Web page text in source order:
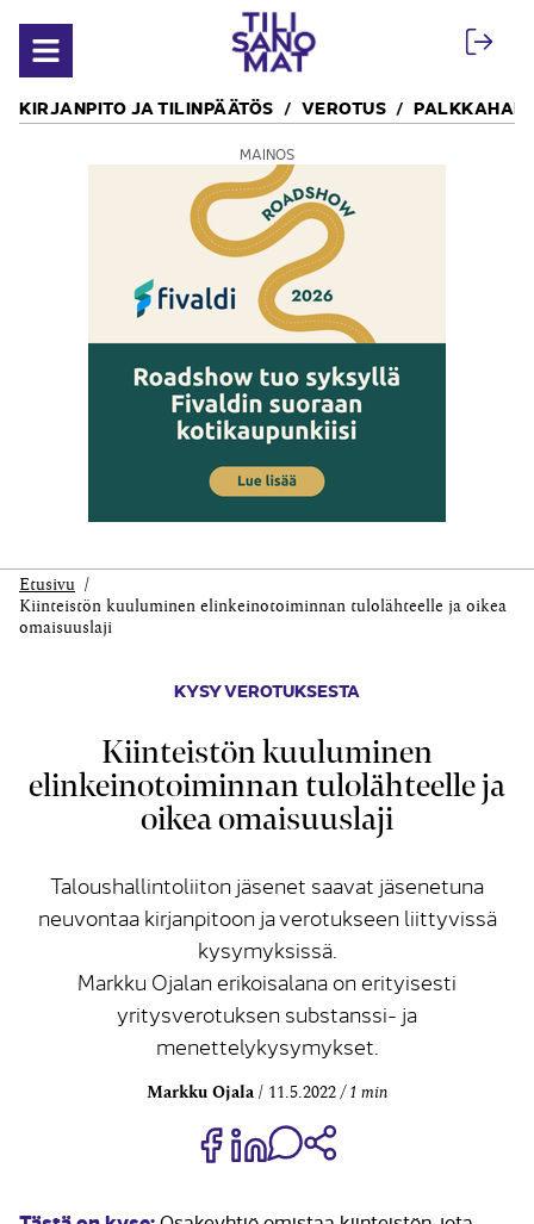
Avaa valikko
KIRJANPITO JA TILINPÄÄTÖS VEROTUS
MAINOS
Etusivu
Kiinteistön kuuluminen elinkeinotoiminnan tulolähteelle ja oikea
omaisuuslaji
KYSY VEROTUKSESTA
Kiinteistön kuuluminen
elinkeinotoiminnan tulolähteelle ja
oikea omaisuuslaji
Taloushallintoliiton jäsenet saavat jäsenetuna
neuvontaa kirjanpitoon ja verotukseen liittyvissä
kysymyksissä.
Markku Ojalan erikoisalana on erityisesti
yritysverotuksen substanssi- ja
menettelykysymykset.
Markku Ojala 11.5.2022 1 min
Jaa Share on Facebook
Jaa Share on LinkedIn
Jaa WhatsApp-viestinä